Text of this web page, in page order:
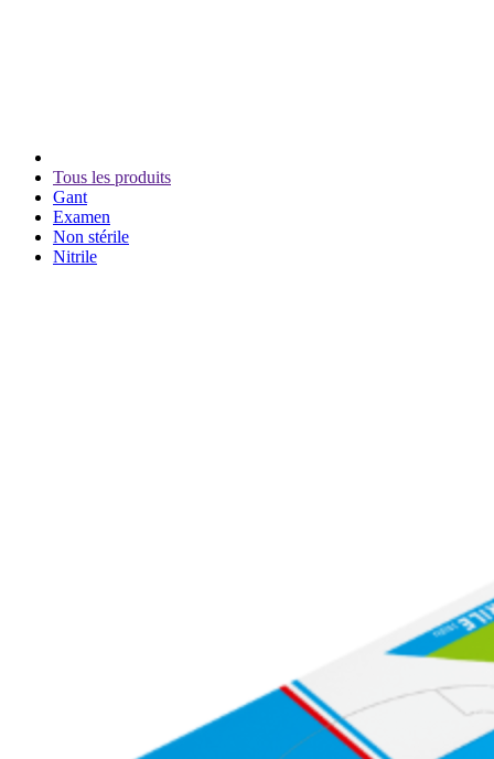
Tous les produits
Gant
Examen
Non stérile
Nitrile